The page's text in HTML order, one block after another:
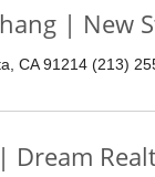
| New
CA 91214 (213)
Dream